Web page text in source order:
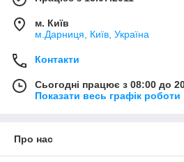
м. Київ
м.Дарниця, Київ, Україна
Контакти
Сьогодні працює з 08:00 до
Показати весь графік роботи
Про нас